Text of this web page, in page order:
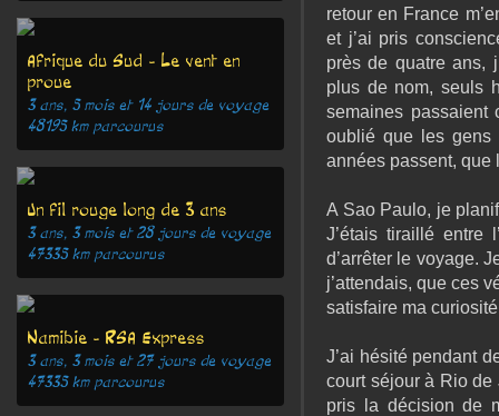
Afrique du Sud - Le vent en
proue
3 ans, 5 mois et 14 jours de voyage
48195km parcourus
Un fil rouge long de 3 ans
3 ans, 3 mois et 28 jours de voyage
47335km parcourus
Namibie - RSA Express
3 ans, 3 mois et 27 jours de voyage
47335km parcourus
retour en France
et j’ai pris
près de quatre ans,
plus de nom, seuls
semaines passaient
oublié que les gens
années passent, que
A Sao Paulo, je
J’étais tiraillé entre
d’arrêter le voyage.
j’attendais, que ces
satisfaire ma
J’ai hésité pendant
court séjour à Rio de
pris la décision de